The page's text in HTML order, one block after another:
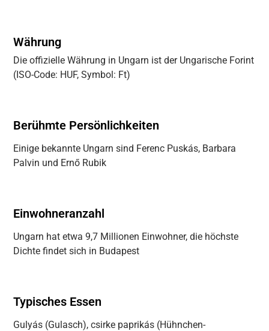
Währung
Die offizielle Währung in Ungarn ist der Ungarische Forint
(ISO-Code: HUF, Symbol: Ft)
Berühmte Persönlichkeiten
Einige bekannte Ungarn sind Ferenc Puskás, Barbara
Palvin und Ernő Rubik
Einwohneranzahl
Ungarn hat etwa 9,7 Millionen Einwohner, die höchste
Dichte findet sich in Budapest
Typisches Essen
Gulyás (Gulasch), csirke paprikás (Hühnchen-